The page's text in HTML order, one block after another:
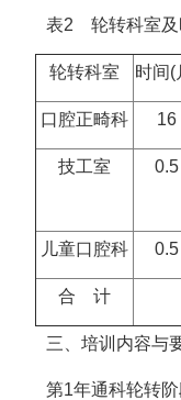
表2 轮转科室及
轮转科室 时间(
口腔正畸科 16
技工室 0.5
儿童口腔科 0.5
合 计
三、培训内容与
第1年通科轮转阶